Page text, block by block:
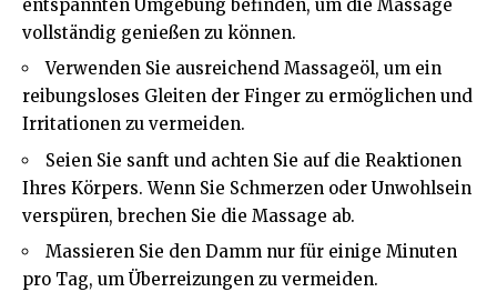
entspannten Umgebung befinden, um die Massage
vollständig genießen zu können.
Verwenden Sie ausreichend Massageöl, um ein
reibungsloses Gleiten der Finger zu ermöglichen und
Irritationen zu vermeiden.
Seien Sie sanft und achten Sie auf die Reaktionen
Ihres Körpers. Wenn Sie Schmerzen oder Unwohlsein
verspüren, brechen Sie die Massage ab.
Massieren Sie den Damm nur für einige Minuten
pro Tag, um Überreizungen zu vermeiden.